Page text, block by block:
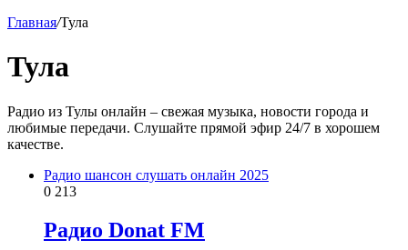
Главная/Тула
Тула
Радио из Тулы онлайн – свежая музыка, новости города и
любимые передачи. Слушайте прямой эфир 24/7 в хорошем
качестве.
Радио шансон слушать онлайн 2025
0 213
Радио Donat FM